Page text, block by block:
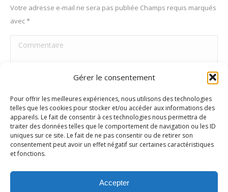
Gérer le consentement
Pour offrir les meilleures expériences, nous utilisons des technologies
telles que les cookies pour stocker et/ou accéder aux informations des
appareils. Le fait de consentir à ces technologies nous permettra de
traiter des données telles que le comportement de navigation ou les ID
uniques sur ce site. Le fait de ne pas consentir ou de retirer son
consentement peut avoir un effet négatif sur certaines caractéristiques
et fonctions.
Accepter
Votre adresse e-mail ne sera pas publiée Champs requis marqués
avec*
Commentaire
Nom *